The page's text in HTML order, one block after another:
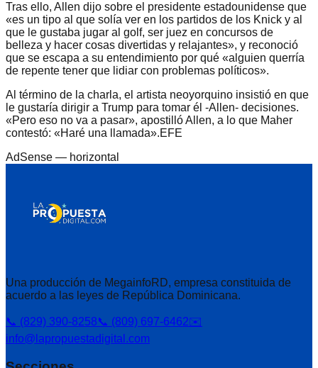
Tras ello, Allen dijo sobre el presidente estadounidense que
«es un tipo al que solía ver en los partidos de los Knick y al
que le gustaba jugar al golf, ser juez en concursos de
belleza y hacer cosas divertidas y relajantes», y reconoció
que se escapa a su entendimiento por qué «alguien querría
de repente tener que lidiar con problemas políticos».
Al término de la charla, el artista neoyorquino insistió en que
le gustaría dirigir a Trump para tomar él -Allen- decisiones.
«Pero eso no va a pasar», apostilló Allen, a lo que Maher
contestó: «Haré una llamada».EFE
AdSense — horizontal
Una producción de MegainfoRD, empresa constituida de
acuerdo a las leyes de República Dominicana.
📞 (829) 390-8258📞 (809) 697-6462✉️
info@lapropuestadigital.com